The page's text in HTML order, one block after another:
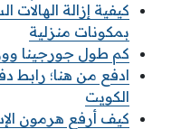
كيفية إزالة
بمكونات منزلية
كم طول جورجينا
ادفع من هنا؛ رابط
الكويت
كيف أرفع هرمون